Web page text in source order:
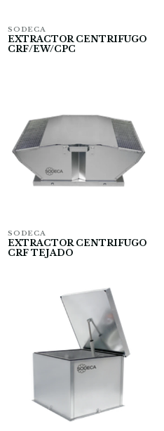
SODECA
EXTRACTOR CENTRIFUGO
CRF/EW/CPC
SODECA
EXTRACTOR CENTRIFUGO
CRF TEJADO